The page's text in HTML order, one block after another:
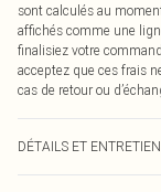
sont calculés au
affichés comme une
finalisiez votre
acceptez que ces frais
cas de retour ou
DÉTAILS ET